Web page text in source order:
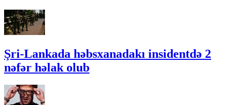
Şri-Lankada həbsxanadakı insidentdə 2
nəfər həlak olub